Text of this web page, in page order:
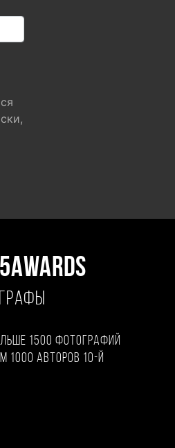
1500 фотографий
1000 авторов 10-й